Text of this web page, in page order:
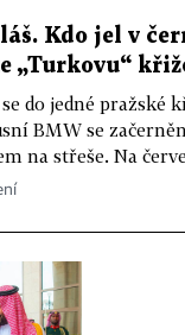
Kdo jel v
„Turkovu“
do jedné pražské
BMW se
na střeše. Na